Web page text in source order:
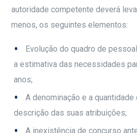
autoridade competente deverá
menos, os seguintes elementos:
Evolução do quadro de
a estimativa das necessidades
anos;
A denominação e a
descrição das suas atribuições;
A inexistência de concurso